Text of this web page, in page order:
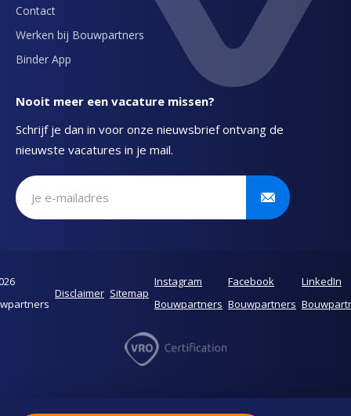
Contact
Werken bij Bouwpartners
Binder App
Nooit meer een vacature missen?
Schrijf je dan in voor onze nieuwsbrief ontvang de
nieuwste vacatures in je mail.
Schrijf je in voor onze nieuwsbrief
Disclaimer Sitemap
Instagram
Bouwpartners
Facebook
Bouwpartners
LinkedIn